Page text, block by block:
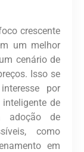
crescente
um melhor
cenário de
Isso se
por
de
adoção de
como
em